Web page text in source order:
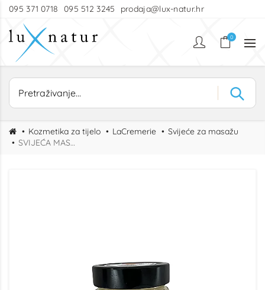
095 371 0718 095 512 3245 prodaja@lux-natur.hr
0
Kozmetika za tijelo LaCremerie
Svijeće za masažu
SVIJEĆA MASAŽNA OUD